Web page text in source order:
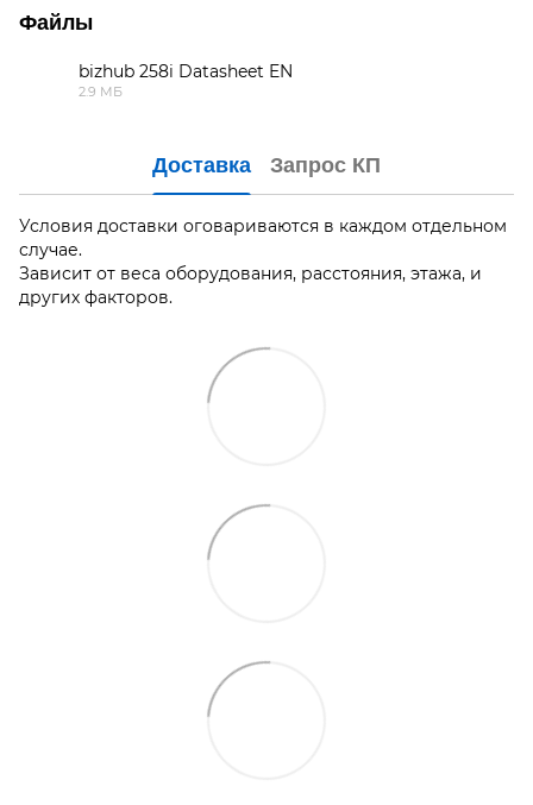
Файлы
bizhub 258i Datasheet EN
2.9 МБ
Доставка Запрос КП
Условия доставки оговариваются в каждом отдельном
случае.
Зависит от веса оборудования, расстояния, этажа, и
других факторов.